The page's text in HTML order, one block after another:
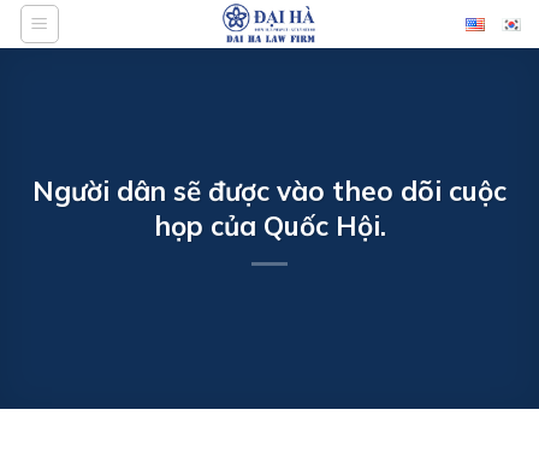
Bỏ
qua
Người dân sẽ được vào theo dõi cuộc
họp của Quốc Hội.